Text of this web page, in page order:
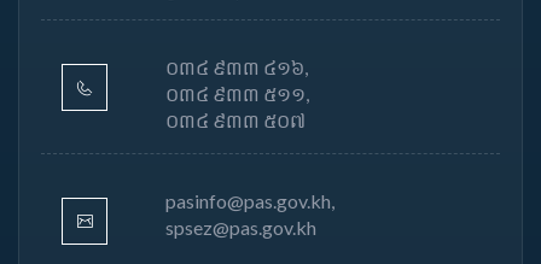
០៣៤ ៩៣៣ ៤១៦,
០៣៤ ៩៣៣ ៥១១,
០៣៤ ៩៣៣ ៥០៧
pasinfo@pas.gov.kh,
spsez@pas.gov.kh